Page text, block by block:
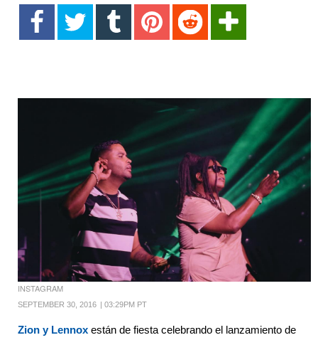
INSTAGRAM
SEPTEMBER 30, 2016 03:29PM PT
Zion y Lennox están de fiesta celebrando el lanzamiento de